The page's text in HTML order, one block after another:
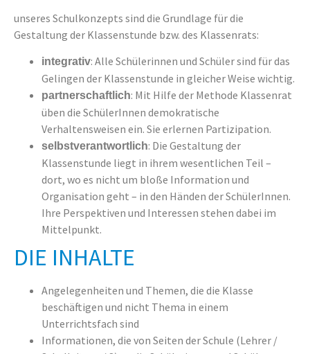
unseres Schulkonzepts sind die Grundlage für die
Gestaltung der Klassenstunde bzw. des Klassenrats:
integrativ: Alle Schülerinnen und Schüler sind für das
Gelingen der Klassenstunde in gleicher Weise wichtig.
partnerschaftlich: Mit Hilfe der Methode Klassenrat
üben die SchülerInnen demokratische
Verhaltensweisen ein. Sie erlernen Partizipation.
selbstverantwortlich: Die Gestaltung der
Klassenstunde liegt in ihrem wesentlichen Teil –
dort, wo es nicht um bloße Information und
Organisation geht – in den Händen der SchülerInnen.
Ihre Perspektiven und Interessen stehen dabei im
Mittelpunkt.
DIE INHALTE
Angelegenheiten und Themen, die die Klasse
beschäftigen und nicht Thema in einem
Unterrichtsfach sind
Informationen, die von Seiten der Schule (Lehrer /